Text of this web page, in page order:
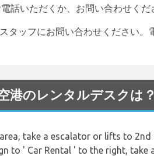
話いただくか、お問い合わせくだ
タッフにお問い合わせください。
港のレンタルデスクは？
take a escalator or lifts to
to ' Car Rental ' to the right,